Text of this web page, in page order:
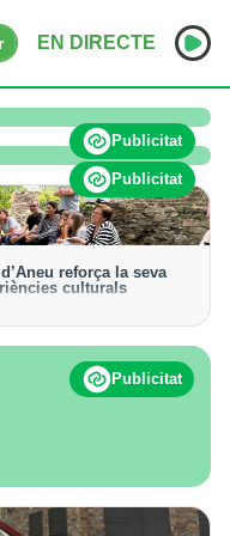
EN DIRECTE
INICI
NOTÍCIES
PODCASTS
PROGRAMES
ESPORTS
CONTACTE
Publicitat
Publicitat
reforça la seva
culturals
fins al 31 d'agost
Publicitat